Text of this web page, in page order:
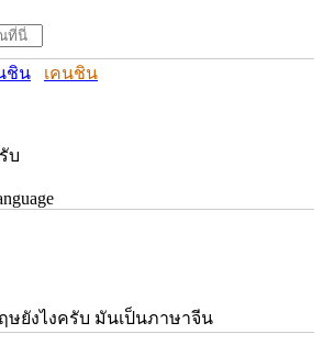
เคนชิน
บ
ษยังไงครับ มันเป็นภาษาจีน